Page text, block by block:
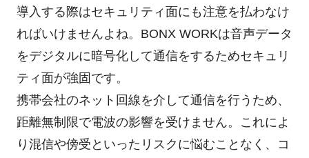
導入する際はセキュリティ面にも注意を払わなけ
ればいけませんよね。BONX WORKは音声データ
をデジタルに暗号化して通信をするためセキュリ
ティ面が強固です。
携帯会社のネット回線を介して通信を行うため、
距離無制限で電波の影響を受けません。これによ
り混信や傍受といったリスクに悩むことなく、コ